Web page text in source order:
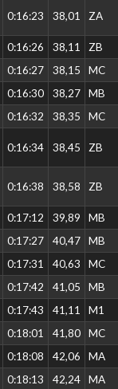
0:16:23 38,01 ZA
0:16:26 38,11
ZB
0:16:27 38,15
MC
0:16:30 38,27
MB
0:16:32 38,35 MC
0:16:34 38,45 ZB
0:16:38 38,58 ZB
0:17:12 39,89
MB
0:17:27 40,47
MB
0:17:31 40,63
MC
0:17:42 41,05
MB
0:17:43 41,11
M1
0:18:01 41,80
MC
0:18:08 42,06
MA
0:18:13 42,24
MA